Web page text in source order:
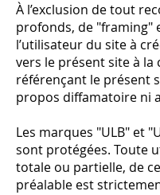
À l’exclusion de tout
profonds, de "framing"
l’utilisateur du site à
vers le présent site à
référençant le présent
propos diffamatoire ni
Les marques "ULB" et
sont protégées. Toute
totale ou partielle, de
préalable est